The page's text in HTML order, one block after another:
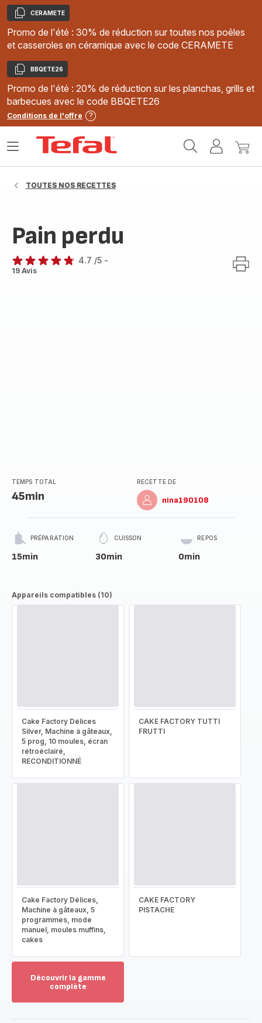
Copier
CERAMETE
Promo de l'été : 30% de réduction sur toutes nos poêles
et casseroles en céramique avec le code CERAMETE
Copier
BBQETE26
Promo de l'été : 20% de réduction sur les planchas, grills et
barbecues avec le code BBQETE26
Conditions de l'offre
MonMon
Ouvrir
TOUTES NOS RECETTES
Pain perdu
ratings.4.7
4.7 /5 -
19 Avis
TEMPS TOTAL
45min
RECETTE DE
nina190108
PRÉPARATION
15min
CUISSON
30min
REPOS
0min
Appareils compatibles (10)
Cake Factory Délices
Silver, Machine à gâteaux,
5 prog, 10 moules, écran
rétroéclairé,
RECONDITIONNÉ
CAKE FACTORY TUTTI
FRUTTI
Cake Factory Délices,
Machine à gâteaux, 5
programmes, mode
manuel, moules muffins,
cakes
CAKE FACTORY
PISTACHE
Découvrir la gamme
complète